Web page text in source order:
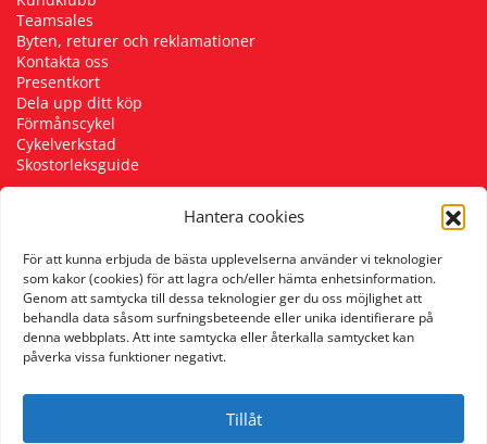
Hantera cookies
För att kunna erbjuda de bästa upplevelserna använder vi teknologier
som kakor (cookies) för att lagra och/eller hämta enhetsinformation.
Genom att samtycka till dessa teknologier ger du oss möjlighet att
behandla data såsom surfningsbeteende eller unika identifierare på
denna webbplats. Att inte samtycka eller återkalla samtycket kan
påverka vissa funktioner negativt.
Tillåt
Teamsales
Byten, returer och reklamationer
Kontakta oss
Presentkort
Dela upp ditt köp
Förmånscykel
Cykelverkstad
Skostorleksguide
Följ oss